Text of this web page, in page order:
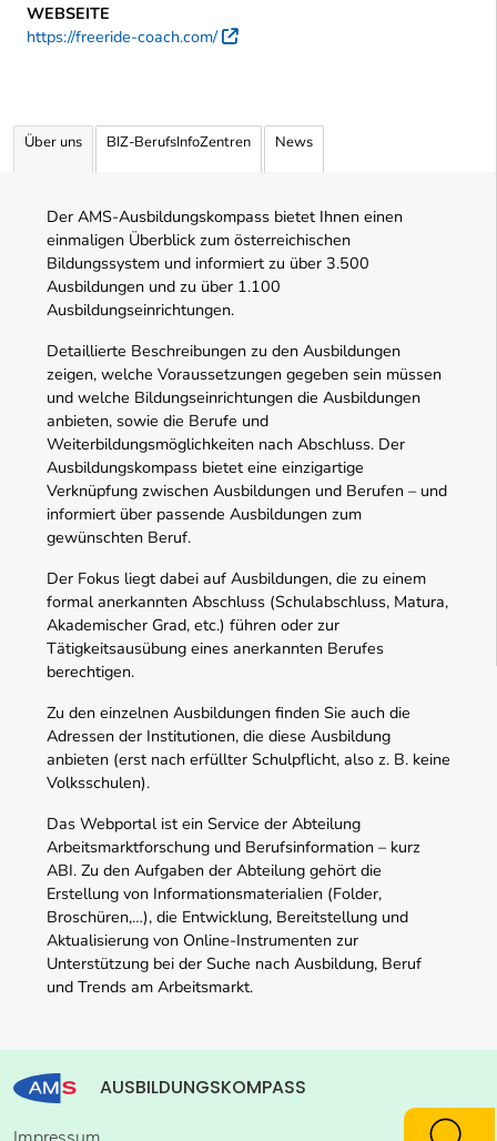
WEBSEITE
https://freeride-coach.com/
Externer Link
Über uns BIZ-BerufsInfoZentren News
Der AMS-Ausbildungskompass bietet Ihnen einen
einmaligen Überblick zum österreichischen
Bildungssystem und informiert zu über 3.500
Ausbildungen und zu über 1.100
Ausbildungseinrichtungen.
Detaillierte Beschreibungen zu den Ausbildungen
zeigen, welche Voraussetzungen gegeben sein müssen
und welche Bildungseinrichtungen die Ausbildungen
anbieten, sowie die Berufe und
Weiterbildungsmöglichkeiten nach Abschluss. Der
Ausbildungskompass bietet eine einzigartige
Verknüpfung zwischen Ausbildungen und Berufen – und
informiert über passende Ausbildungen zum
gewünschten Beruf.
Der Fokus liegt dabei auf Ausbildungen, die zu einem
formal anerkannten Abschluss (Schulabschluss, Matura,
Akademischer Grad, etc.) führen oder zur
Tätigkeitsausübung eines anerkannten Berufes
berechtigen.
Zu den einzelnen Ausbildungen finden Sie auch die
Adressen der Institutionen, die diese Ausbildung
anbieten (erst nach erfüllter Schulpflicht, also z. B. keine
Volksschulen).
Das Webportal ist ein Service der Abteilung
Arbeitsmarktforschung und Berufsinformation – kurz
ABI. Zu den Aufgaben der Abteilung gehört die
Erstellung von Informationsmaterialien (Folder,
Broschüren,…), die Entwicklung, Bereitstellung und
Aktualisierung von Online-Instrumenten zur
Unterstützung bei der Suche nach Ausbildung, Beruf
und Trends am Arbeitsmarkt.
AUSBILDUNGSKOMPASS